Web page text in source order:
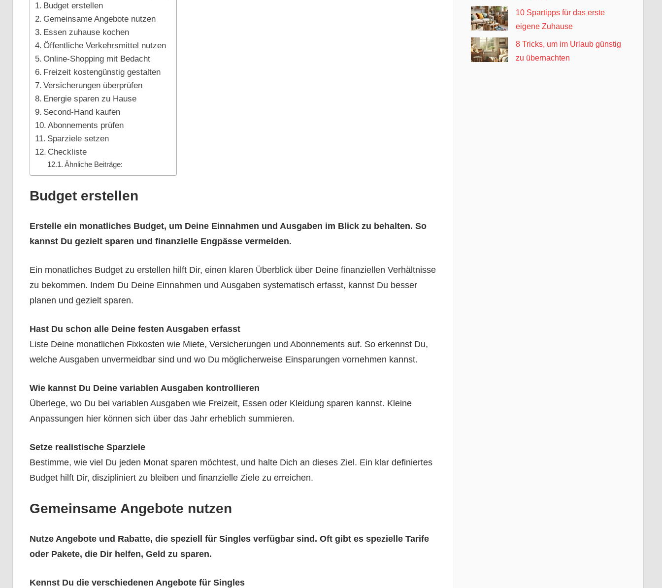
Budget erstellen
Gemeinsame Angebote nutzen
Essen zuhause kochen
Öffentliche Verkehrsmittel nutzen
Online-Shopping mit Bedacht
Freizeit kostengünstig gestalten
Versicherungen überprüfen
Energie sparen zu Hause
Second-Hand kaufen
Abonnements prüfen
Sparziele setzen
Checkliste
Ähnliche Beiträge:
Budget erstellen
Erstelle ein monatliches Budget, um Deine Einnahmen und Ausgaben im Blick zu behalten. So
kannst Du gezielt sparen und finanzielle Engpässe vermeiden.
Ein monatliches Budget zu erstellen hilft Dir, einen klaren Überblick über Deine finanziellen Verhältnisse
zu bekommen. Indem Du Deine Einnahmen und Ausgaben systematisch erfasst, kannst Du besser
planen und gezielt sparen.
Hast Du schon alle Deine festen Ausgaben erfasst
Liste Deine monatlichen Fixkosten wie Miete, Versicherungen und Abonnements auf. So erkennst Du,
welche Ausgaben unvermeidbar sind und wo Du möglicherweise Einsparungen vornehmen kannst.
Wie kannst Du Deine variablen Ausgaben kontrollieren
Überlege, wo Du bei variablen Ausgaben wie Freizeit, Essen oder Kleidung sparen kannst. Kleine
Anpassungen hier können sich über das Jahr erheblich summieren.
Setze realistische Sparziele
Bestimme, wie viel Du jeden Monat sparen möchtest, und halte Dich an dieses Ziel. Ein klar definiertes
Budget hilft Dir, diszipliniert zu bleiben und finanzielle Ziele zu erreichen.
Gemeinsame Angebote nutzen
Nutze Angebote und Rabatte, die speziell für Singles verfügbar sind. Oft gibt es spezielle Tarife
oder Pakete, die Dir helfen, Geld zu sparen.
Kennst Du die verschiedenen Angebote für Singles
10 Spartipps für das erste
eigene Zuhause
8 Tricks, um im Urlaub günstig
zu übernachten